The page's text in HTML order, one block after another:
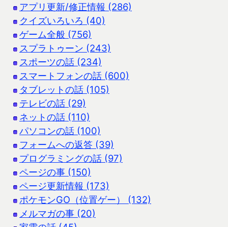
アプリ更新/修正情報 (286)
クイズいろいろ (40)
ゲーム全般 (756)
スプラトゥーン (243)
スポーツの話 (234)
スマートフォンの話 (600)
タブレットの話 (105)
テレビの話 (29)
ネットの話 (110)
パソコンの話 (100)
フォームへの返答 (39)
プログラミングの話 (97)
ページの事 (150)
ページ更新情報 (173)
ポケモンGO（位置ゲー） (132)
メルマガの事 (20)